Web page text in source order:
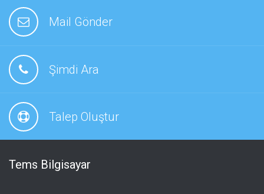
Mail Gönder
Şimdi Ara
Talep Oluştur
Tems Bilgisayar